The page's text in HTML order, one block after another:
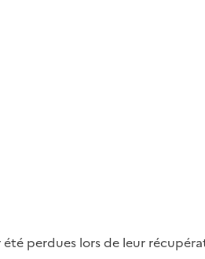
perdues lors de leur